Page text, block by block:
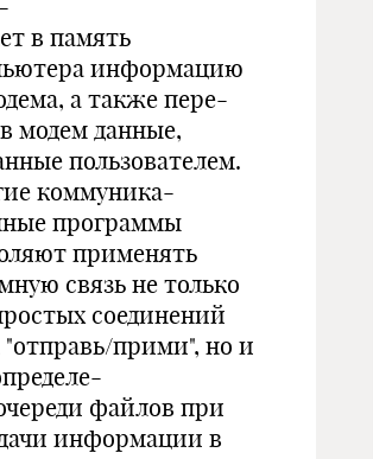
в память
информацию
а также пере-
модем данные,
пользователем.
коммуника-
программы
применять
связь не только
соединений
прими", но и
файлов при
информации в